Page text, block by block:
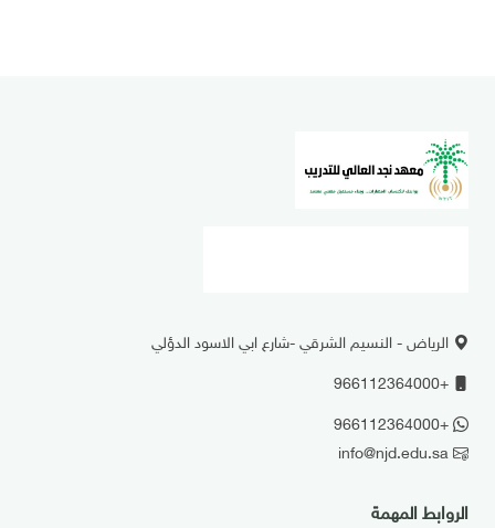
الرياض - النسيم الشرقي -شارع ابي الاسود الدؤلي
+966112364000
+966112364000
info@njd.edu.sa
الروابط المهمة